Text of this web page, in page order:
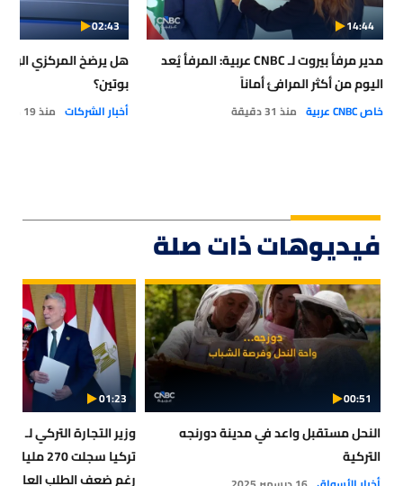
14:44
مدير مرفأ بيروت لـ CNBC عربية: المرفأ يُعد
اليوم من أكثر المرافئ أماناً
خاص CNBC عربية منذ 31 دقيقة
02:43
هل يرضخ المركزي
بوتين؟
أخبار الشركات منذ 19 ساعة
فيديوهات ذات صلة
00:51
النحل مستقبل واعد في مدينة دورنجه
التركية
01:23
تركيا سجلت
رغم ضعف الطلب